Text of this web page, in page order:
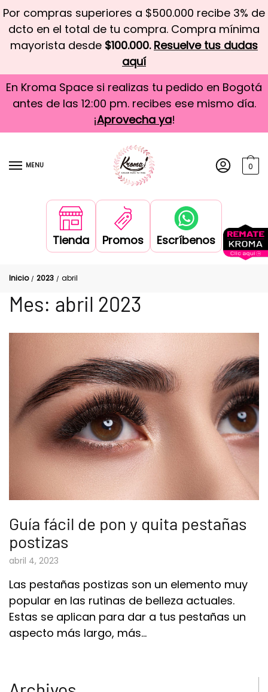
Por compras superiores a $500.000 recibe 3% de
dcto en el total de tu compra. Compra mínima
mayorista desde $100.000. Resuelve tus dudas
aquí
En Kroma Space si realizas tu pedido en Bogotá
antes de las 12:00 pm. recibes ese mismo día.
¡Aprovecha ya!
MENU 0
Tienda Promos Escríbenos
Inicio / 2023 / abril
Mes: abril 2023
Guía fácil de pon y quita pestañas
postizas
abril 4, 2023
Las pestañas postizas son un elemento muy
popular en las rutinas de belleza actuales.
Estas se aplican para dar a tus pestañas un
aspecto más largo, más…